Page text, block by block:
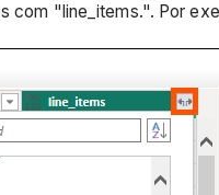
com "line_items.". Por